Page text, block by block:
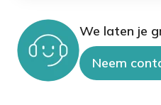
We laten je
Neem